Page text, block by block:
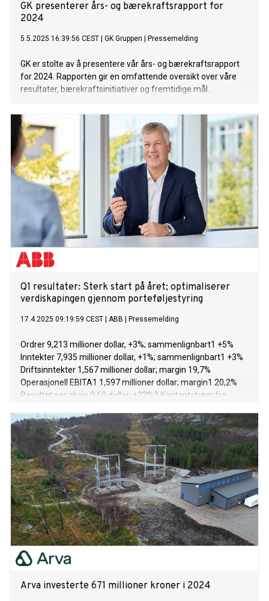
GK presenterer års- og bærekraftsrapport for
2024
5.5.2025 16:39:56 CEST GK Gruppen Pressemelding
GK er stolte av å presentere vår års- og bærekraftsrapport
for 2024. Rapporten gir en omfattende oversikt over våre
resultater, bærekraftsinitiativer og fremtidige mål.
Q1 resultater: Sterk start på året; optimaliserer
verdiskapingen gjennom porteføljestyring
17.4.2025 09:19:59 CEST ABB Pressemelding
Ordrer 9,213 millioner dollar, +3%; sammenlignbart1 +5%
Inntekter 7,935 millioner dollar, +1%; sammenlignbart1 +3%
Driftsinntekter 1,567 millioner dollar; margin 19,7%
Operasjonell EBITA1 1,597 millioner dollar; margin1 20,2%
Resultat per aksje 0,60 dollar; +22%3 Kontantstrøm fra
Arva investerte 671 millioner kroner i 2024